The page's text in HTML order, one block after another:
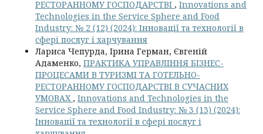
РЕСТОРАННОМУ ГОСПОДАРСТВІ , Innovations and
Technologies in the Service Sphere and Food
Industry: № 2 (12) (2024): Інновації та технології в
сфері послуг і харчування
Лариса Чепурда, Ірина Герман, Євгеній
Адаменко, ПРАКТИКА УПРАВЛІННЯ БІЗНЕС-
ПРОЦЕСАМИ В ТУРИЗМІ ТА ГОТЕЛЬНО-
РЕСТОРАННОМУ ГОСПОДАРСТВІ В СУЧАСНИХ
УМОВАХ , Innovations and Technologies in the
Service Sphere and Food Industry: № 3 (13) (2024):
Інновації та технології в сфері послуг і